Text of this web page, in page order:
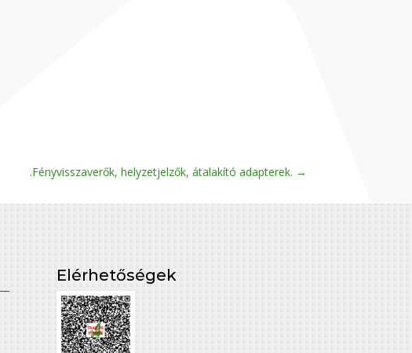
.Fényvisszaverők, helyzetjelzők, átalakító adapterek. →
Elérhetőségek